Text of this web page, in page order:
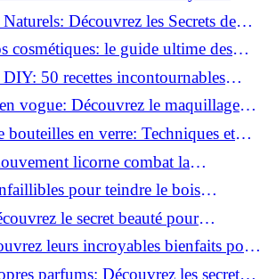
Découvrez les Secrets de
cosmétiques: le guide ultime des
maison!
50 recettes incontournables
votre beauté naturelle!
vogue: Découvrez le maquillage
bouteilles en verre: Techniques et
licorne combat la
!
pour teindre le bois
Découvrez comment!
le secret beauté pour
fatiguées!
leurs incroyables bienfaits pour
parfums: Découvrez les secrets